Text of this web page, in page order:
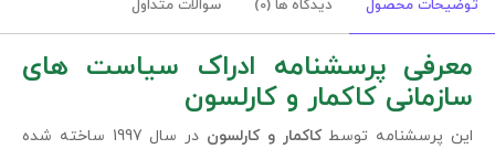
توضیحات محصول دیدگاه ها (0) سوالات متداول
معرفی پرسشنامه ادراک سیاست های
سازمانی کاکمار و کارلسون
این پرسشنامه توسطکاکمار و کارلسون
در سال 1997 ساخته شده